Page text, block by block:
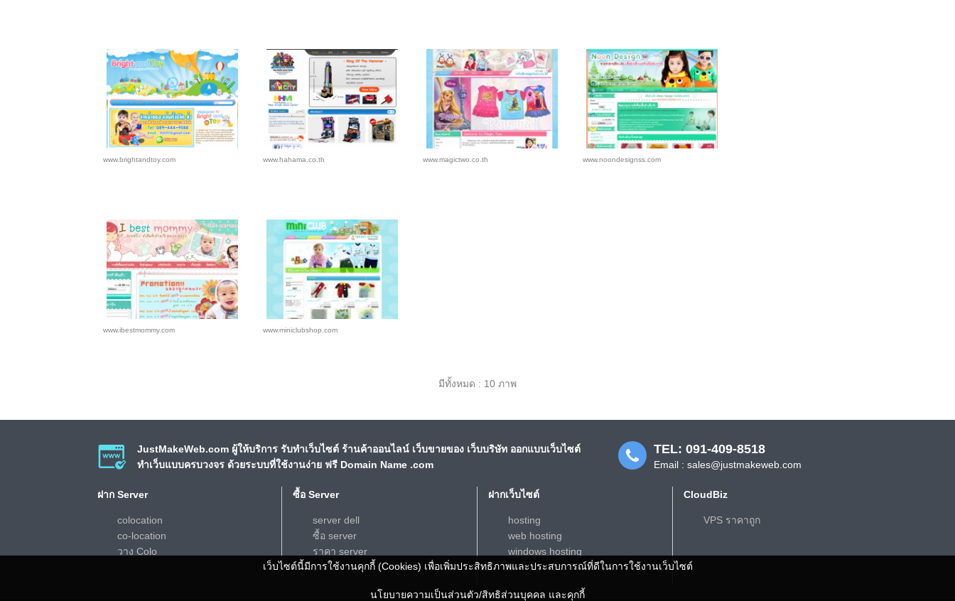
www.brightandtoy.com www.hahama.co.th www.magictwo.co.th www.noondesignss.com
www.ibestmommy.com www.miniclubshop.com
มีทั้งหมด : 10 ภาพ
JustMakeWeb.com ผู้ให้บริการ รับทำเว็บไซต์ ร้านค้าออนไลน์ เว็บขายของ เว็บบริษัท ออกแบบเว็บไซต์
ทำเว็บแบบครบวงจร ด้วยระบบที่ใช้งานง่าย ฟรี Domain Name .com
TEL: 091-409-8518
Email : sales@justmakeweb.com
ฝาก Server
colocation
co-location
วาง Colo
ซื้อ Server
server dell
ซื้อ server
ราคา server
dell server
ฝากเว็บไซต์
hosting
web hosting
windows hosting
hosting windows
CloudBiz
VPS ราคาถูก
เว็บไซต์นี้มีการใช้งานคุกกี้ (Cookies) เพื่อเพิ่มประสิทธิภาพและประสบการณ์ที่ดีในการใช้งานเว็บไซต์
นโยบายความเป็นส่วนตัว/สิทธิส่วนบุคคล และคุกกี้